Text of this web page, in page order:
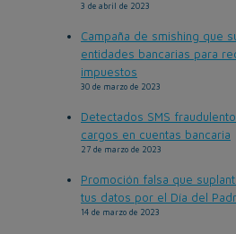
3 de abril de 2023
Campaña de smishing que
entidades bancarias para
impuestos
30 de marzo de 2023
Detectados SMS
cargos en cuentas bancaria
27 de marzo de 2023
Promoción falsa que
tus datos por el Día del
14 de marzo de 2023